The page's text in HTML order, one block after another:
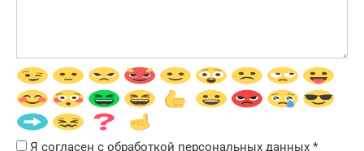
Я согласен с обработкой персональных данных *